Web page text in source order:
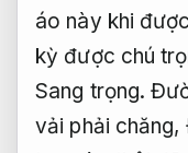
áo này khi
kỳ được chú
Sang trọng.
vải phải chăng,